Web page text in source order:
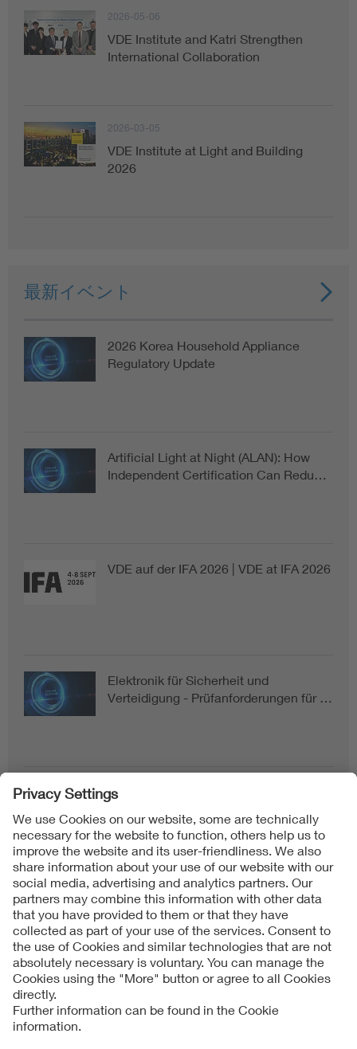
2026-05-06
VDE Institute and Katri Strengthen
International Collaboration
2026-03-05
VDE Institute at Light and Building
2026
最新イベント
2026 Korea Household Appliance
Regulatory Update
Artificial Light at Night (ALAN): How
Independent Certification Can Redu…
VDE auf der IFA 2026 | VDE at IFA 2026
Elektronik für Sicherheit und
Verteidigung - Prüfanforderungen für …
Follow us on
Imprint + Liability